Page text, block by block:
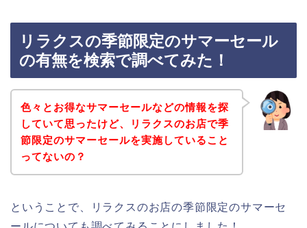
リラクスの季節限定のサマーセール
の有無を検索で調べてみた！
色々とお得なサマーセールなどの情報を探
していて思ったけど、リラクスのお店で季
節限定のサマーセールを実施していること
ってないの？
ということで、リラクスのお店の季節限定のサマーセ